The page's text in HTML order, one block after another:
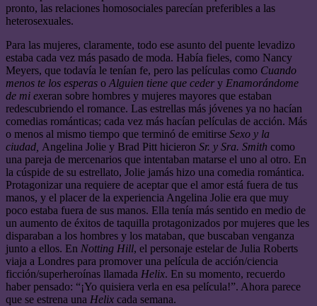
pronto, las relaciones homosociales parecían preferibles a las
heterosexuales.
Para las mujeres, claramente, todo ese asunto del puente levadizo
estaba cada vez más pasado de moda. Había fieles, como Nancy
Meyers, que todavía le tenían fe, pero las películas como Cuando
menos te los esperas o Alguien tiene que ceder y Enamorándome
de mi exeran sobre hombres y mujeres mayores que estaban
redescubriendo el romance. Las estrellas más jóvenes ya no hacían
comedias románticas; cada vez más hacían películas de acción. Más
o menos al mismo tiempo que terminó de emitirse Sexo y la
ciudad, Angelina Jolie y Brad Pitt hicieron Sr. y Sra. Smith como
una pareja de mercenarios que intentaban matarse el uno al otro. En
la cúspide de su estrellato, Jolie jamás hizo una comedia romántica.
Protagonizar una requiere de aceptar que el amor está fuera de tus
manos, y el placer de la experiencia Angelina Jolie era que muy
poco estaba fuera de sus manos. Ella tenía más sentido en medio de
un aumento de éxitos de taquilla protagonizados por mujeres que les
disparaban a los hombres y los mataban, que buscaban venganza
junto a ellos. En Notting Hill, el personaje estelar de Julia Roberts
viaja a Londres para promover una película de acción/ciencia
ficción/superheroínas llamada Helix. En su momento, recuerdo
haber pensado: “¡Yo quisiera verla en esa película!”. Ahora parece
que se estrena una Helix cada semana.